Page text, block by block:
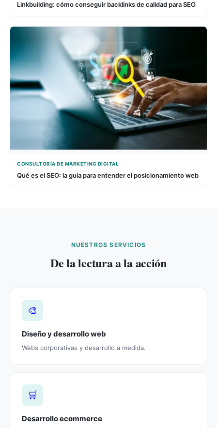
Linkbuilding: cómo conseguir backlinks de calidad para SEO
CONSULTORÍA DE MARKETING DIGITAL
Qué es el SEO: la guía para entender el posicionamiento web
NUESTROS SERVICIOS
De la lectura a la acción
🎨
Diseño y desarrollo web
Webs corporativas y desarrollo a medida.
🛒
Desarrollo ecommerce